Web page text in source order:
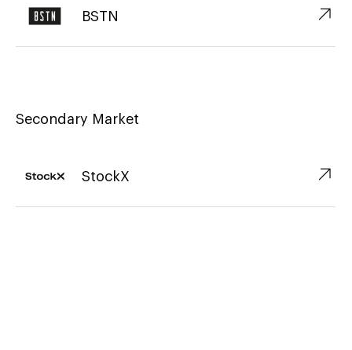
BSTN ↗︎
Secondary Market
StockX ↗︎